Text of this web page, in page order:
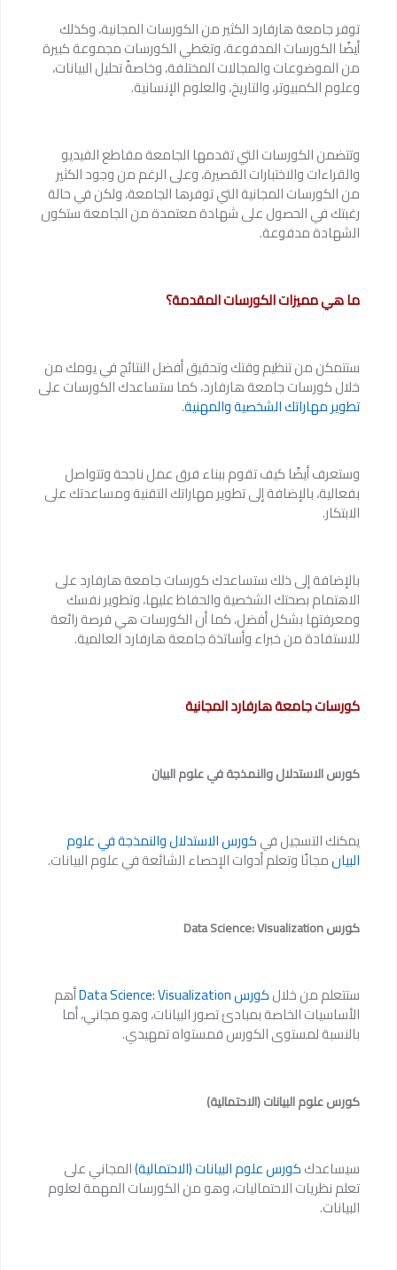
توفر جامعة هارفارد الكثير من الكورسات المجانية، وكذلك
أيضًا الكورسات المدفوعة، وتغطي الكورسات مجموعة كبيرة
من الموضوعات والمجالات المختلفة، وخاصةً تحليل البيانات،
وعلوم الكمبيوتر، والتاريخ، والعلوم الإنسانية.
وتتضمن الكورسات التي تقدمها الجامعة مقاطع الفيديو
والقراءات والاختبارات القصيرة، وعلى الرغم من وجود الكثير
من الكورسات المجانية التي توفرها الجامعة، ولكن في حالة
رغبتك في الحصول على شهادة معتمدة من الجامعة ستكون
الشهادة مدفوعة.
ما هي مميزات الكورسات المقدمة؟
ستتمكن من تنظيم وقتك وتحقيق أفضل النتائج في يومك من
خلال كورسات جامعة هارفارد، كما ستساعدك الكورسات على
تطوير مهاراتك الشخصية والمهنية.
وستعرف أيضًا كيف تقوم ببناء فرق عمل ناجحة وتتواصل
بفعالية، بالإضافة إلى تطوير مهاراتك التقنية ومساعدتك على
الابتكار.
بالإضافة إلى ذلك ستساعدك كورسات جامعة هارفارد على
الاهتمام بصحتك الشخصية والحفاظ عليها، وتطوير نفسك
ومعرفتها بشكل أفضل، كما أن الكورسات هي فرصة رائعة
للاستفادة من خبراء وأساتذة جامعة هارفارد العالمية.
كورسات جامعة هارفارد المجانية
كورس الاستدلال والنمذجة في علوم البيان
يمكنك التسجيل فيكورس الاستدلال والنمذجة في علوم
البيانمجانًا وتعلم أدوات الإحصاء الشائعة في علوم البيانات.
كورس Data Science: Visualization
ستتعلم من خلالكورس Data Science: Visualization أهم
الأساسيات الخاصة بمبادئ تصور البيانات، وهو مجاني، أما
بالنسبة لمستوى الكورس فمستواه تمهيدي.
كورس علوم البيانات (الاحتمالية)
سيساعدككورس علوم البيانات (الاحتمالية)المجاني على
تعلم نظريات الاحتماليات، وهو من الكورسات المهمة لعلوم
البيانات.